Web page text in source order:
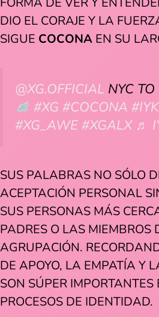
DIO EL CORAJE Y LA
SIGUE COCONA EN SU
@XG.OFFICIAL NYC
#XG #COCONA
#XG_AWE #XGALX ♬
SUS PALABRAS NO SÓLO
ACEPTACIÓN PERSONAL
SUS PERSONAS MÁS
PADRES O LAS MIEMBROS
AGRUPACIÓN.
DE APOYO, LA EMPATÍA Y
SON SÚPER IMPORTANTES
PROCESOS DE IDENTIDAD.